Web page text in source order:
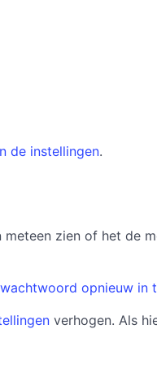
de instellingen.
zien of het de
opnieuw in
verhogen. Als